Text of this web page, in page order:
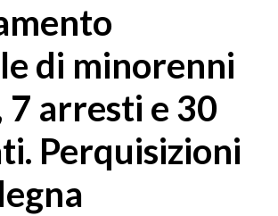
di minorenni
7 arresti e 30
Perquisizioni